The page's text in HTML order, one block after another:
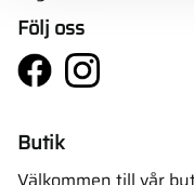
Följ oss
Butik